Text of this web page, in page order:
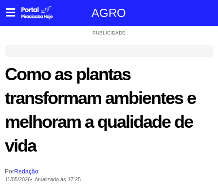
AGRO
PUBLICIDADE
Como as plantas
transformam ambientes e
melhoram a qualidade de
vida
PorRedação
11/05/2026 Atualizado às 17:25